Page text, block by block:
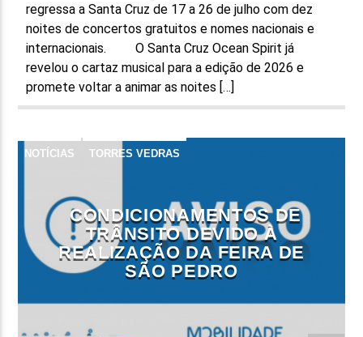
regressa a Santa Cruz de 17 a 26 de julho com dez
noites de concertos gratuitos e nomes nacionais e
internacionais. O Santa Cruz Ocean Spirit já
revelou o cartaz musical para a edição de 2026 e
promete voltar a animar as noites […]
NOTÍCIAS TORRES VEDRAS
CONDICIONAMENTOS DE
TRÂNSITO DEVIDO À
REALIZAÇÃO DA FEIRA DE
SÃO PEDRO